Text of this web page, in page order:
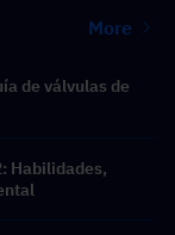
More
de válvulas de
Habilidades,